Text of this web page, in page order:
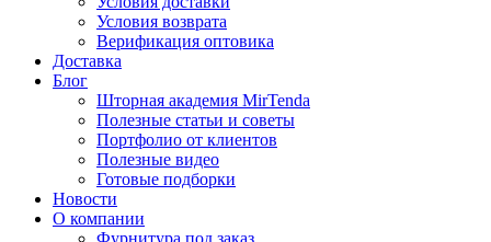
Условия возврата
Верификация оптовика
Доставка
Блог
Шторная академия MirTenda
Полезные статьи и советы
Портфолио от клиентов
Полезные видео
Готовые подборки
Новости
О компании
Фурнитура под заказ